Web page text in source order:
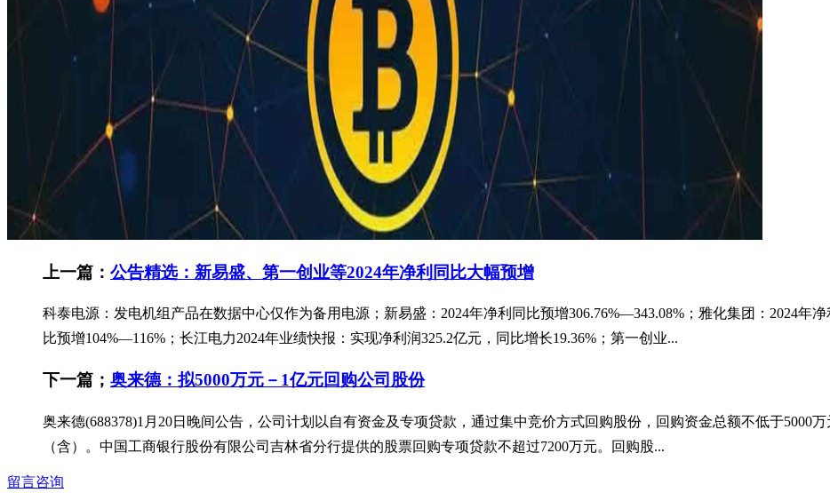
上一篇： 公告精选：新易盛、第一创业等2024年净利同比大幅预增
科泰电源：发电机组产品在数据中心仅作为备用电源；新易盛：2024年净利同比预增306.76%—343.08%；雅化集团：2024年
比预增104%—116%；长江电力2024年业绩快报：实现净利润325.2亿元，同比增长19.36%；第一创业...
下一篇； 奥来德：拟5000万元－1亿元回购公司股份
奥来德(688378)1月20日晚间公告，公司计划以自有资金及专项贷款，通过集中竞价方式回购股份，回购资金总额不低于5000
（含）。中国工商银行股份有限公司吉林省分行提供的股票回购专项贷款不超过7200万元。回购股...
留言咨询